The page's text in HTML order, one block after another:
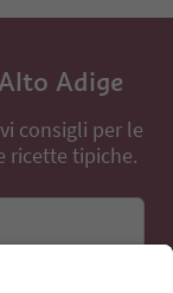
Adige
consigli per le
ricette tipiche.